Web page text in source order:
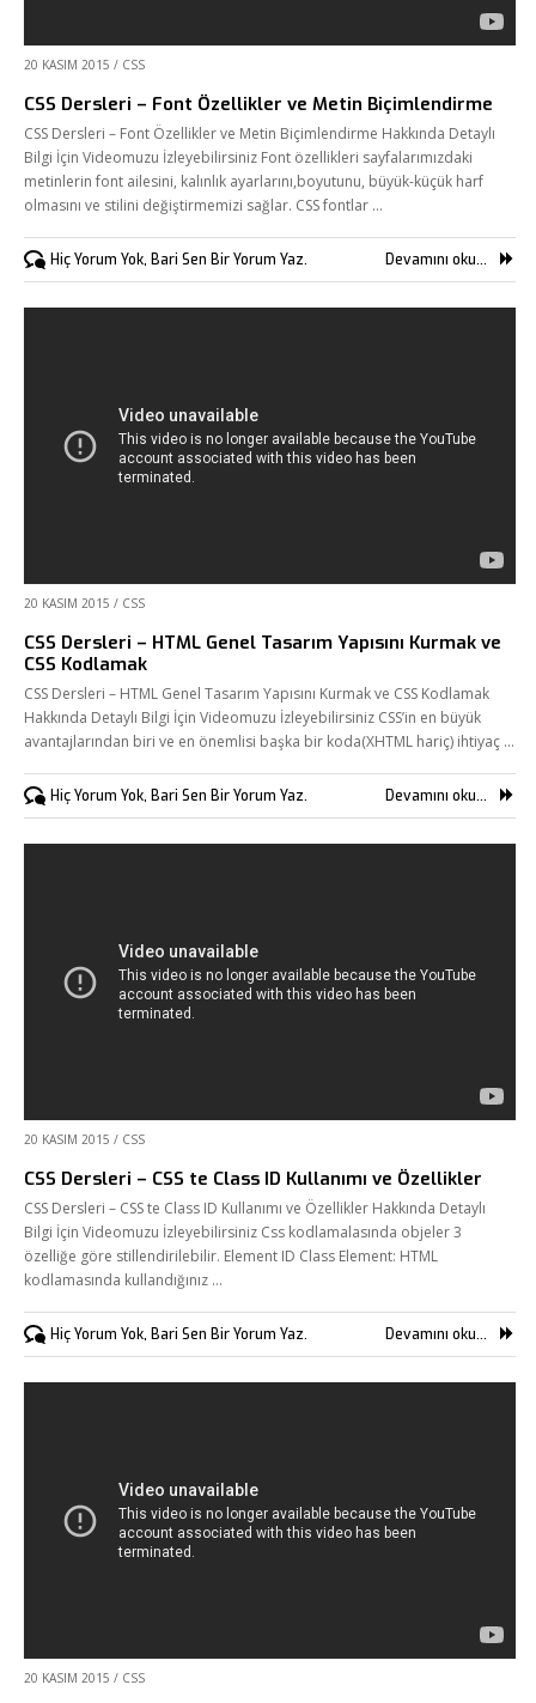
20 KASIM 2015 / CSS
CSS Dersleri – Font Özellikler ve Metin Biçimlendirme
CSS Dersleri – Font Özellikler ve Metin Biçimlendirme Hakkında Detaylı
Bilgi İçin Videomuzu İzleyebilirsiniz Font özellikleri sayfalarımızdaki
metinlerin font ailesini, kalınlık ayarlarını,boyutunu, büyük-küçük harf
olmasını ve stilini değiştirmemizi sağlar. CSS fontlar …
Hiç Yorum Yok, Bari Sen Bir Yorum Yaz. Devamını oku...
20 KASIM 2015 / CSS
CSS Dersleri – HTML Genel Tasarım Yapısını Kurmak ve
CSS Kodlamak
CSS Dersleri – HTML Genel Tasarım Yapısını Kurmak ve CSS Kodlamak
Hakkında Detaylı Bilgi İçin Videomuzu İzleyebilirsiniz CSS’in en büyük
avantajlarından biri ve en önemlisi başka bir koda(XHTML hariç) ihtiyaç …
Hiç Yorum Yok, Bari Sen Bir Yorum Yaz. Devamını oku...
20 KASIM 2015 / CSS
CSS Dersleri – CSS te Class ID Kullanımı ve Özellikler
CSS Dersleri – CSS te Class ID Kullanımı ve Özellikler Hakkında Detaylı
Bilgi İçin Videomuzu İzleyebilirsiniz Css kodlamalasında objeler 3
özelliğe göre stillendirilebilir. Element ID Class Element: HTML
kodlamasında kullandığınız …
Hiç Yorum Yok, Bari Sen Bir Yorum Yaz. Devamını oku...
20 KASIM 2015 / CSS